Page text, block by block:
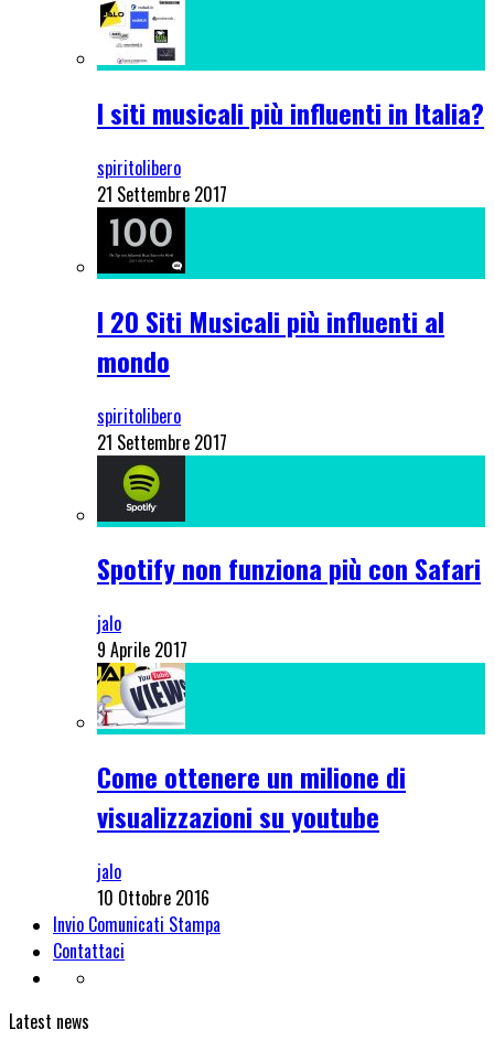
I siti musicali più influenti in Italia?
spiritolibero
21 Settembre 2017
I 20 Siti Musicali più influenti al
mondo
spiritolibero
21 Settembre 2017
Spotify non funziona più con Safari
jalo
9 Aprile 2017
Come ottenere un milione di
visualizzazioni su youtube
jalo
10 Ottobre 2016
Invio Comunicati Stampa
Contattaci
Latest news